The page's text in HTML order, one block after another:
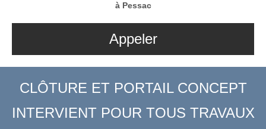
à Pessac
Appeler
CLÔTURE ET PORTAIL CONCEPT
INTERVIENT POUR TOUS TRAVAUX